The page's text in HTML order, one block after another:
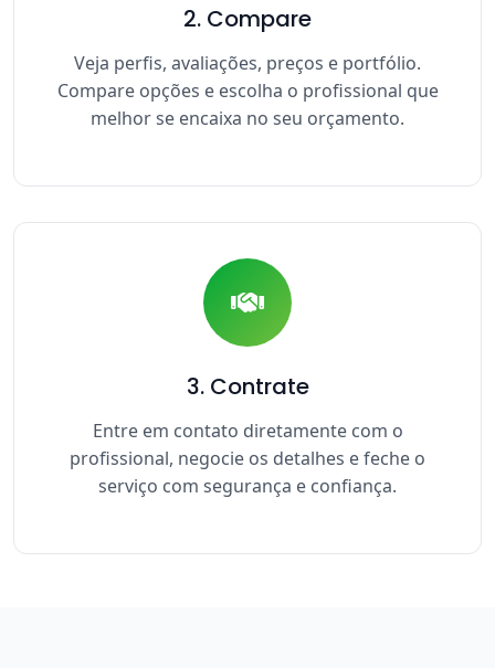
2. Compare
Veja perfis, avaliações, preços e portfólio.
Compare opções e escolha o profissional que
melhor se encaixa no seu orçamento.
3. Contrate
Entre em contato diretamente com o
profissional, negocie os detalhes e feche o
serviço com segurança e confiança.